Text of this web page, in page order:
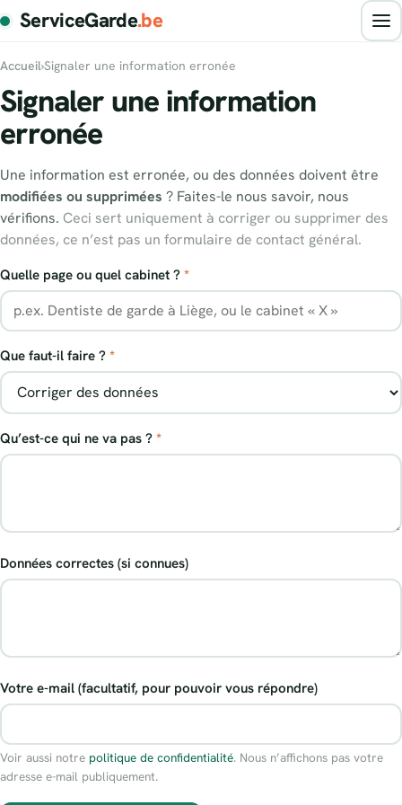
ServiceGarde.be
Accueil›Signaler une information erronée
Signaler une information
erronée
Une information est erronée, ou des données doivent être
modifiées ou supprimées ? Faites-le nous savoir, nous
vérifions. Ceci sert uniquement à corriger ou supprimer des
données, ce n’est pas un formulaire de contact général.
Quelle page ou quel cabinet ? *
Que faut-il faire ? *
Qu’est-ce qui ne va pas ? *
Données correctes (si connues)
Votre e-mail (facultatif, pour pouvoir vous répondre)
Voir aussi notre politique de confidentialité. Nous n’affichons pas votre
adresse e-mail publiquement.